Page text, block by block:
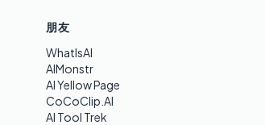
朋友
WhatIsAI
AIMonstr
AI Yellow Page
CoCoClip.AI
AI Tool Trek